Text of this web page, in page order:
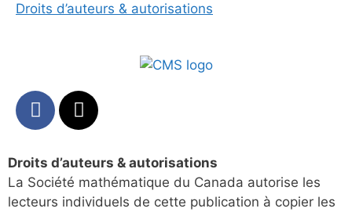
Droits d’auteurs & autorisations
Droits d’auteurs & autorisations
La Société mathématique du Canada autorise les
lecteurs individuels de cette publication à copier les